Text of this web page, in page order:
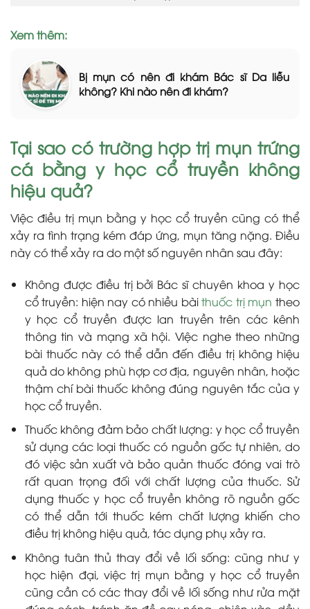
Xem thêm:
Bị mụn có nên đi khám Bác sĩ Da liễu
không? Khi nào nên đi khám?
Tại sao có trường hợp trị mụn trứng
cá bằng y học cổ truyền không
hiệu quả?
Việc điều trị mụn bằng y học cổ truyền cũng có thể
xảy ra tình trạng kém đáp ứng, mụn tăng nặng. Điều
này có thể xảy ra do một số nguyên nhân sau đây:
Không được điều trị bởi Bác sĩ chuyên khoa y học
cổ truyền: hiện nay có nhiều bàithuốc trị mụn theo
y học cổ truyền được lan truyền trên các kênh
thông tin và mạng xã hội. Việc nghe theo những
bài thuốc này có thể dẫn đến điều trị không hiệu
quả do không phù hợp cơ địa, nguyên nhân, hoặc
thậm chí bài thuốc không đúng nguyên tắc của y
học cổ truyền.
Thuốc không đảm bảo chất lượng: y học cổ truyền
sử dụng các loại thuốc có nguồn gốc tự nhiên, do
đó việc sản xuất và bảo quản thuốc đóng vai trò
rất quan trọng đối với chất lượng của thuốc. Sử
dụng thuốc y học cổ truyền không rõ nguồn gốc
có thể dẫn tới thuốc kém chất lượng khiến cho
điều trị không hiệu quả, tác dụng phụ xảy ra.
Không tuân thủ thay đổi về lối sống: cũng như y
học hiện đại, việc trị mụn bằng y học cổ truyền
cũng cần có các thay đổi về lối sống như rửa mặt